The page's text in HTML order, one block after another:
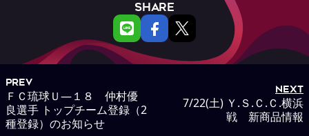
SHARE
PREV
ＦＣ琉球Ｕ―１８ 仲村優
良選手 トップチーム登録（2
種登録）のお知らせ
NEXT
7/22(土) Ｙ.Ｓ.Ｃ.Ｃ.横浜
戦 新商品情報